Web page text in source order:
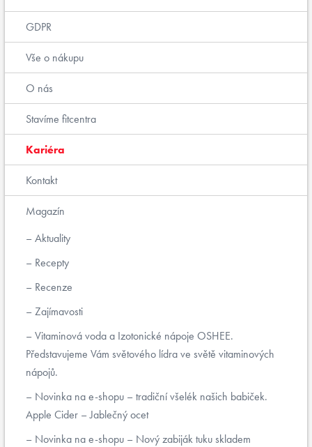
Značky
GDPR
Vše o nákupu
O nás
Stavíme fitcentra
Kariéra
Kontakt
Magazín
Aktuality
Recepty
Recenze
Zajímavosti
Vitaminová voda a Izotonické nápoje OSHEE.
Představujeme Vám světového lídra ve světě vitaminových
nápojů.
Novinka na e-shopu – tradiční všelék našich babiček.
Apple Cider – Jablečný ocet
Novinka na e-shopu – Nový zabiják tuku skladem